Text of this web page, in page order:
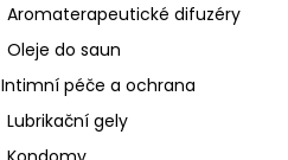
Aromaterapeutické difuzéry
Oleje do saun
Intimní péče a ochrana
Lubrikační gely